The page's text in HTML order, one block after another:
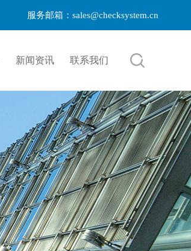
服务邮箱：sales@checksystem.cn
新闻资讯 联系我们